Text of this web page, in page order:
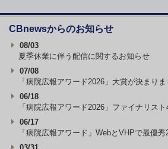
CBnewsからのお知らせ
08/03
夏季休業に伴う配信に関するお知らせ
07/08
「病院広報アワード2026」大賞が決まりま
06/18
「病院広報アワード2026」ファイナリス
06/17
「病院広報アワード」WebとVHPで最優